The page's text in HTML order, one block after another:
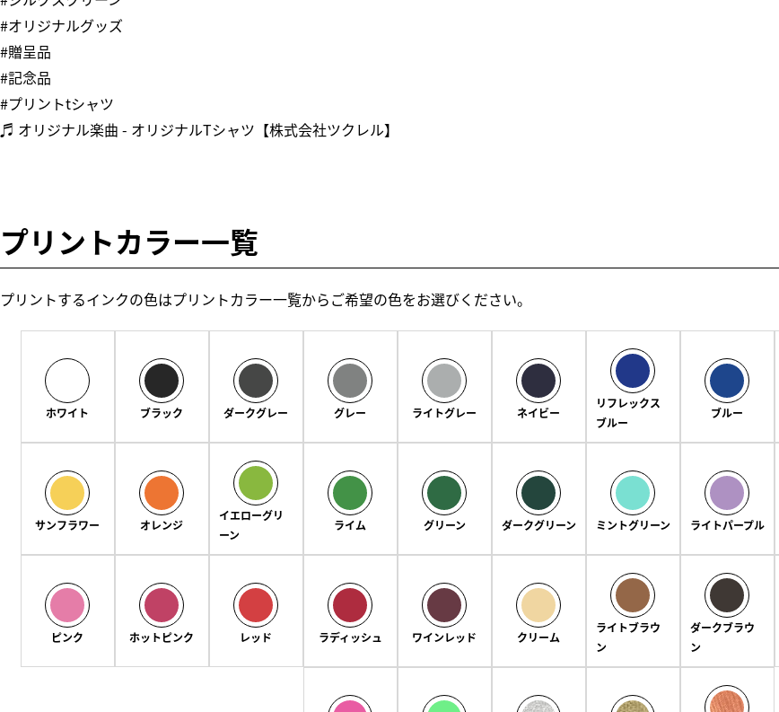
#オリジナルグッズ
#贈呈品
#記念品
#プリントtシャツ
♬ オリジナル楽曲 - オリジナルTシャツ【株式会社ツクレル】
プリントカラー一覧
プリントするインクの色はプリントカラー一覧からご希望の色をお選びください。
ホワイト ブラック ダークグレー グレー ライトグレー ネイビー
リフレックス
ブルー
ブルー
サンフラワー オレンジ
イエローグリ
ーン
ライム グリーン ダークグリーン ミントグリーン ライトパープル
ピンク ホットピンク レッド ラディッシュ ワインレッド クリーム
ライトブラウ
ン
ダークブラウ
ン